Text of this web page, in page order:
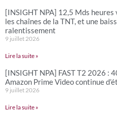
[INSIGHT NPA] 12,5 Mds
les chaînes de la TNT, et une
ralentissement
9 juillet 2026
Lire la suite »
[INSIGHT NPA] FAST T2 2026 :
Amazon Prime Video continue
9 juillet 2026
Lire la suite »